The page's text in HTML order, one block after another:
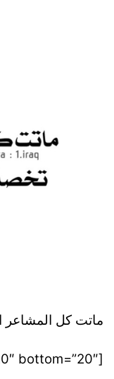
ماتت كل المشاعر
[divider style=”solid” top=”20″ bottom=”20″]